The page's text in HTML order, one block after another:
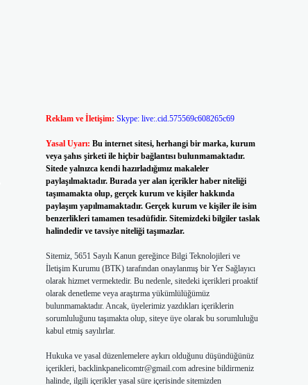
Reklam ve İletişim: Skype: live:.cid.575569c608265c69
Yasal Uyarı: Bu internet sitesi, herhangi bir marka, kurum
veya şahıs şirketi ile hiçbir bağlantısı bulunmamaktadır.
Sitede yalnızca kendi hazırladığımız makaleler
paylaşılmaktadır. Burada yer alan içerikler haber niteliği
taşımamakta olup, gerçek kurum ve kişiler hakkında
paylaşım yapılmamaktadır. Gerçek kurum ve kişiler ile isim
benzerlikleri tamamen tesadüfidir. Sitemizdeki bilgiler taslak
halindedir ve tavsiye niteliği taşımazlar.
Sitemiz, 5651 Sayılı Kanun gereğince Bilgi Teknolojileri ve
İletişim Kurumu (BTK) tarafından onaylanmış bir Yer Sağlayıcı
olarak hizmet vermektedir. Bu nedenle, sitedeki içerikleri proaktif
olarak denetleme veya araştırma yükümlülüğümüz
bulunmamaktadır. Ancak, üyelerimiz yazdıkları içeriklerin
sorumluluğunu taşımakta olup, siteye üye olarak bu sorumluluğu
kabul etmiş sayılırlar.
Hukuka ve yasal düzenlemelere aykırı olduğunu düşündüğünüz
içerikleri, backlinkpanelicomtr@gmail.comadresine bildirmeniz
halinde, ilgili içerikler yasal süre içerisinde sitemizden